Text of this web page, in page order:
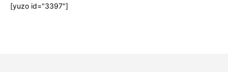
[yuzo id="3397"]